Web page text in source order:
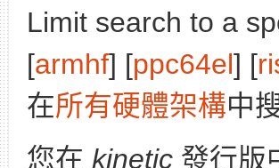
Limit search to a
[armhf] [ppc64el] [
在所有硬體架構中
您在 kinetic 發行版